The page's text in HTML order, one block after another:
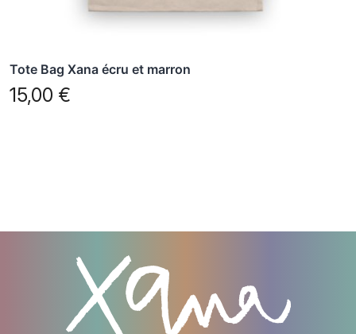
Tote Bag Xana écru et marron
15,00 €